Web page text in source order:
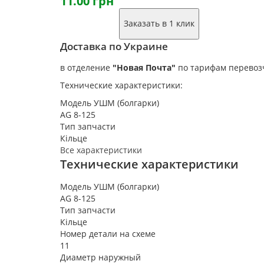
Заказать в 1 клик
Доставка по Украине
в отделение "Новая Почта" по тарифам
Технические характеристики:
Модель УШМ (болгарки)
AG 8-125
Тип запчасти
Кільце
Все характеристики
Технические характеристики
Модель УШМ (болгарки)
AG 8-125
Тип запчасти
Кільце
Номер детали на схеме
11
Диаметр наружный